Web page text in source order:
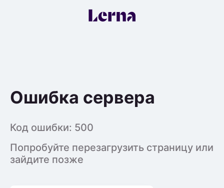
Ошибка сервера
Код ошибки: 500
Попробуйте перезагрузить страницу или
зайдите позже